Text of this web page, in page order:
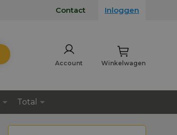
Contact Inloggen
Winkelwagen
Account
Total